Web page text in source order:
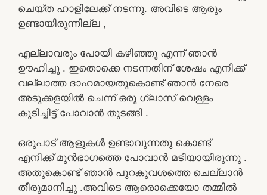
ചെയ്ത ഹാളിലേക്ക് നടന്നു. അവിടെ ആരും
ഉണ്ടായിരുന്നില്ല ,
എല്ലാവരും പോയി കഴിഞ്ഞു എന്ന് ഞാൻ
ഊഹിച്ചു . ഇതൊക്കെ നടന്നതിന് ശേഷം എനിക്ക്
വല്ലാത്ത ദാഹമായതുകൊണ്ട് ഞാൻ നേരെ
അടുക്കളയിൽ ചെന്ന് ഒരു ഗ്ലാസ് വെള്ളം
കുടിച്ചിട്ട് പോവാൻ തുടങ്ങി .
ഒരുപാട് ആളുകൾ ഉണ്ടാവുന്നതു കൊണ്ട്
എനിക്ക് മുൻഭാഗത്തെ പോവാൻ മടിയായിരുന്നു .
അതുകൊണ്ട് ഞാൻ പുറകുവശത്തെ ചെല്ലാൻ
തീരുമാനിച്ചു .അവിടെ ആരൊക്കെയോ തമ്മിൽ